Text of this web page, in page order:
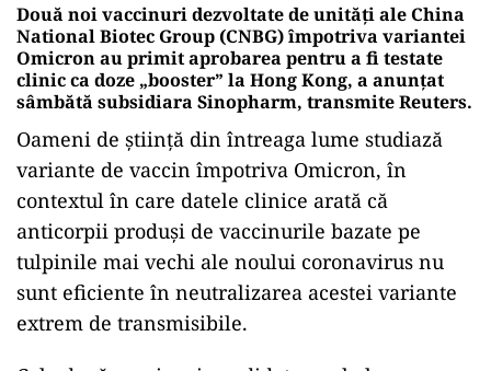
Două noi vaccinuri dezvoltate de unităţi ale China
National Biotec Group (CNBG) împotriva variantei
Omicron au primit aprobarea pentru a fi testate
clinic ca doze „booster” la Hong Kong, a anunţat
sâmbătă subsidiara Sinopharm, transmite Reuters.
Oameni de ştiinţă din întreaga lume studiază
variante de vaccin împotriva Omicron, în
contextul în care datele clinice arată că
anticorpii produşi de vaccinurile bazate pe
tulpinile mai vechi ale noului coronavirus nu
sunt eficiente în neutralizarea acestei variante
extrem de transmisibile.